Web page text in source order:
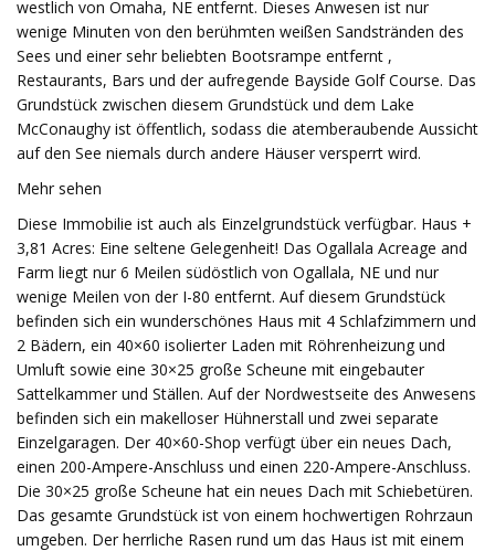
Mehr sehen
Diese Immobilie ist auch als Einzelgrundstück verfügbar. Haus +
3,81 Acres: Eine seltene Gelegenheit! Das Ogallala Acreage and
Farm liegt nur 6 Meilen südöstlich von Ogallala, NE und nur
wenige Meilen von der I-80 entfernt. Auf diesem Grundstück
befinden sich ein wunderschönes Haus mit 4 Schlafzimmern und
2 Bädern, ein 40×60 isolierter Laden mit Röhrenheizung und
Umluft sowie eine 30×25 große Scheune mit eingebauter
Sattelkammer und Ställen. Auf der Nordwestseite des Anwesens
befinden sich ein makelloser Hühnerstall und zwei separate
Einzelgaragen. Der 40×60-Shop verfügt über ein neues Dach,
einen 200-Ampere-Anschluss und einen 220-Ampere-Anschluss.
Die 30×25 große Scheune hat ein neues Dach mit Schiebetüren.
Das gesamte Grundstück ist von einem hochwertigen Rohrzaun
umgeben. Der herrliche Rasen rund um das Haus ist mit einem